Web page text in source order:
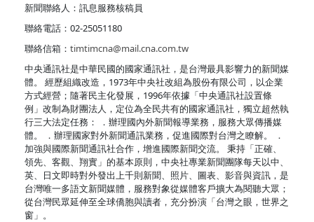
新聞聯絡人：訊息服務核稿員
聯絡電話：02-25051180
聯絡信箱： timtimcna@mail.cna.com.tw
中央通訊社是中華民國的國家通訊社，是台灣最具影響力的新聞媒
體。 經歷組織改造，1973年中央社改組為股份有限公司，以企業
方式經營；隨著民主化發展，1996年依據「中央通訊社設置條
例」改制為財團法人，定位為全民共有的國家通訊社，獨立超然執
行三大法定任務： ．辦理國內外新聞報導業務，服務大眾傳播媒
體。 ．辦理國家對外新聞通訊業務，促進國際對台灣之瞭解。 ．
加強與國際新聞通訊社合作，增進國際新聞交流。 秉持「正確、
領先、客觀、翔實」的基本原則，中央社專業新聞團隊每天以中、
英、日文即時對外發出上千則新聞、照片、圖表、影音與資訊，是
台灣唯一多語文新聞媒體，服務對象從媒體客戶擴大為閱聽大眾；
從台灣民眾延伸至全球僑胞與讀者，充分扮演「台灣之眼，世界之
窗」。